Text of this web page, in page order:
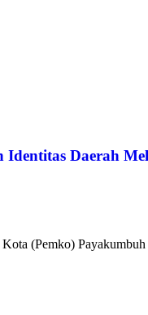
Daerah
(Pemko)